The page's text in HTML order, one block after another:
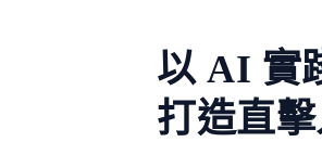
以 AI 實
打造直